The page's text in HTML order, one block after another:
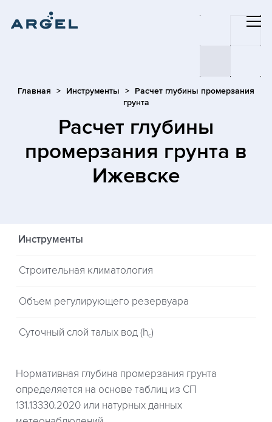
Главная Инструменты
Расчет глубины промерзания
грунта
Расчет глубины
промерзания грунта в
Ижевске
Инструменты
Строительная климатология
Объем регулирующего резервуара
Суточный слой талых вод (hc)
Нормативная глубина промерзания грунта
определяется на основе таблиц из СП
131.13330.2020 или натурных данных